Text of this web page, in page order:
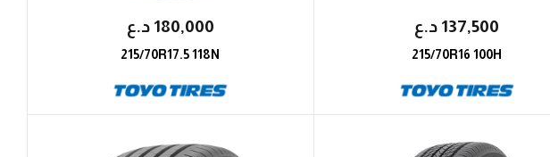
137,500 ؜د.؜ع
215/70R16 100H
180,000 ؜د.؜ع
215/70R17.5 118N